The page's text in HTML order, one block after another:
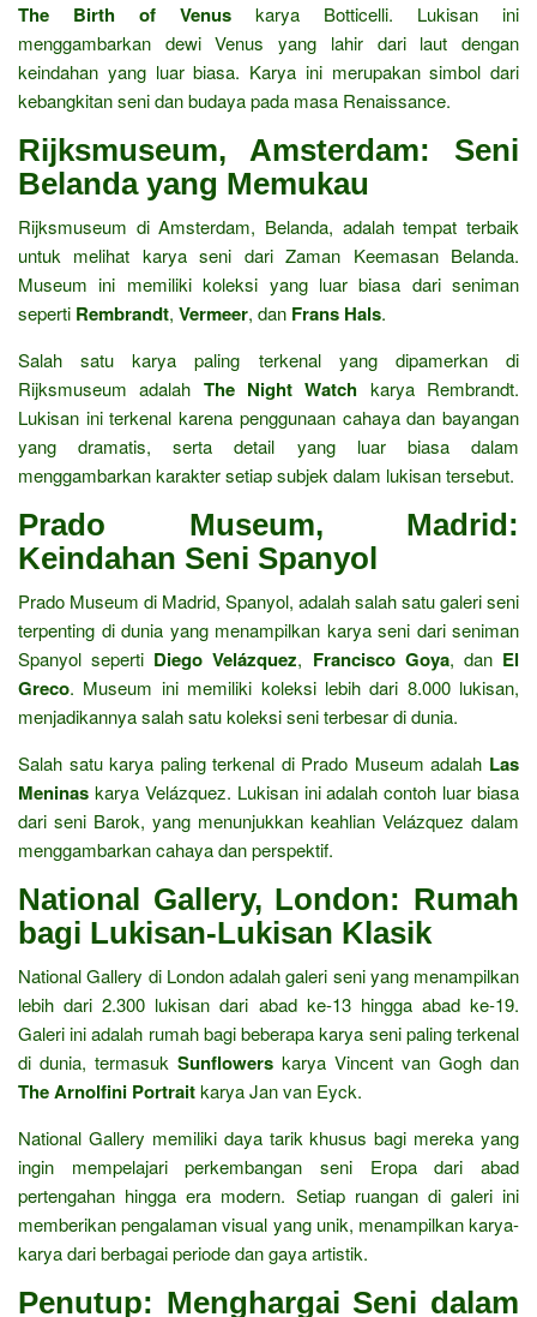
The Birth of Venus karya Botticelli. Lukisan ini
menggambarkan dewi Venus yang lahir dari laut dengan
keindahan yang luar biasa. Karya ini merupakan simbol dari
kebangkitan seni dan budaya pada masa Renaissance.
Rijksmuseum, Amsterdam: Seni
Belanda yang Memukau
Rijksmuseum di Amsterdam, Belanda, adalah tempat terbaik
untuk melihat karya seni dari Zaman Keemasan Belanda.
Museum ini memiliki koleksi yang luar biasa dari seniman
seperti Rembrandt, Vermeer, dan Frans Hals.
Salah satu karya paling terkenal yang dipamerkan di
Rijksmuseum adalah The Night Watch karya Rembrandt.
Lukisan ini terkenal karena penggunaan cahaya dan bayangan
yang dramatis, serta detail yang luar biasa dalam
menggambarkan karakter setiap subjek dalam lukisan tersebut.
Prado Museum, Madrid:
Keindahan Seni Spanyol
Prado Museum di Madrid, Spanyol, adalah salah satu galeri seni
terpenting di dunia yang menampilkan karya seni dari seniman
Spanyol seperti Diego Velázquez, Francisco Goya, dan El
Greco. Museum ini memiliki koleksi lebih dari 8.000 lukisan,
menjadikannya salah satu koleksi seni terbesar di dunia.
Salah satu karya paling terkenal di Prado Museum adalah Las
Meninas karya Velázquez. Lukisan ini adalah contoh luar biasa
dari seni Barok, yang menunjukkan keahlian Velázquez dalam
menggambarkan cahaya dan perspektif.
National Gallery, London: Rumah
bagi Lukisan-Lukisan Klasik
National Gallery di London adalah galeri seni yang menampilkan
lebih dari 2.300 lukisan dari abad ke-13 hingga abad ke-19.
Galeri ini adalah rumah bagi beberapa karya seni paling terkenal
di dunia, termasuk Sunflowers karya Vincent van Gogh dan
The Arnolfini Portraitkarya Jan van Eyck.
National Gallery memiliki daya tarik khusus bagi mereka yang
ingin mempelajari perkembangan seni Eropa dari abad
pertengahan hingga era modern. Setiap ruangan di galeri ini
memberikan pengalaman visual yang unik, menampilkan karya-
karya dari berbagai periode dan gaya artistik.
Penutup: Menghargai Seni dalam